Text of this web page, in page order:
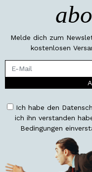
Melde dich zum
kostenlosen
Ich habe den
ich ihn verstanden
Bedingungen